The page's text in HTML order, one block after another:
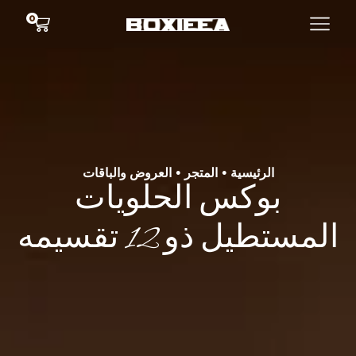
0
الرئيسية • المتجر • العروض والباقات
بوكس الحلويات
المستطيل ذو 12 تقسيمه